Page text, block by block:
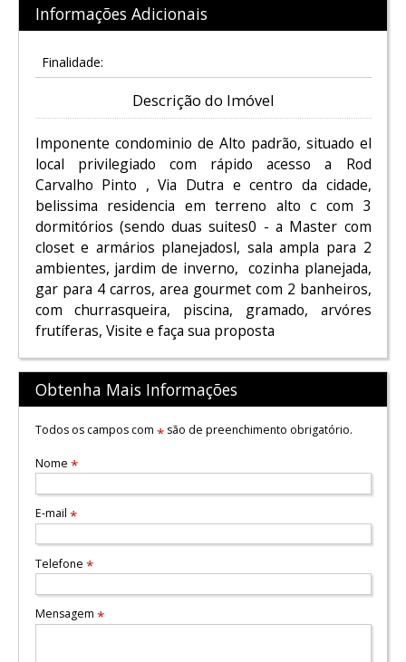
Informações Adicionais
Finalidade:
Descrição do Imóvel
Imponente condominio de Alto padrão, situado el
local privilegiado com rápido acesso a Rod
Carvalho Pinto , Via Dutra e centro da cidade,
belissima residencia em terreno alto c com 3
dormitórios (sendo duas suites0 - a Master com
closet e armários planejadosl, sala ampla para 2
ambientes, jardim de inverno, cozinha planejada,
gar para 4 carros, area gourmet com 2 banheiros,
com churrasqueira, piscina, gramado, arvóres
frutíferas, Visite e faça sua proposta
Obtenha Mais Informações
Todos os campos com *são de preenchimento obrigatório.
Nome *
E-mail *
Telefone *
Mensagem *